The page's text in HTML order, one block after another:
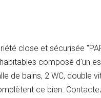
close et sécurisée
composé d'un
de bains, 2 WC, double
ce bien.